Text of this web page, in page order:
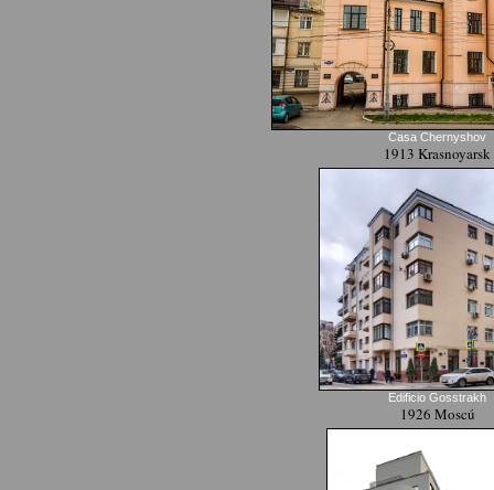
Casa Chernyshov
1913 Krasnoyarsk
Edificio Gosstrakh
1926 Moscú